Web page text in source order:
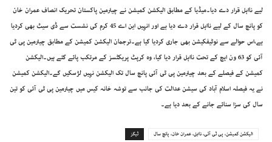
لیے نااہل قرار دے دیا۔میڈیا کے مطابق الیکشن کمیشن نے چیئرمین پاکستان تحریک انصاف عمران خان
کو پانچ سال کے لیے نااہل قرار دے دیا ہے اور انہیں این اے 45 کرم کی نشست سے ڈی سیٹ بھی کردیا
ہے،اس حوالے سے نوٹیفکیشن بھی جاری کردیا گیا ہے۔ترجمان الیکشن کمیشن کے مطابق چیئرمین پی ٹی
آئی کو 63 ون ایچ کے تحت نااہل قرار دیا گیا، وہ کرپٹ پریکٹسز کے مرتکب پائے گئے ہیں۔الیکشن
کمیشن کے فیصلے کے بعد چیئرمین پی ٹی آئی پانچ سال تک الیکشن نہیں لڑسکیں گے۔الیکشن کمیشن
نے یہ فیصلہ اسلام آباد کی سیشن عدالت کی جانب سے توشہ خانہ کیس میں چیئرمین پی ٹی آئی کو تین
سال کی سزا سنائے جانے کے بعد دیا ہے۔
ٹیگز الیکشن کمیشن، پی ٹی آئی، نااہل، عمران خان، پانچ سال